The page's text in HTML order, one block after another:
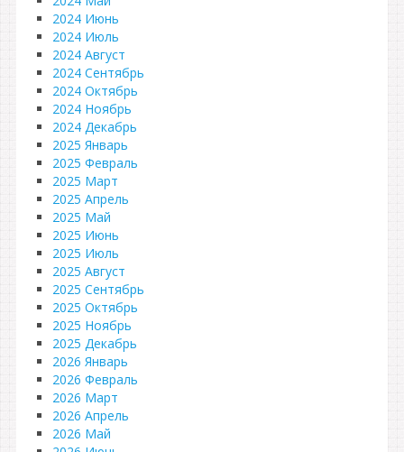
2024 Июнь
2024 Июль
2024 Август
2024 Сентябрь
2024 Октябрь
2024 Ноябрь
2024 Декабрь
2025 Январь
2025 Февраль
2025 Март
2025 Апрель
2025 Май
2025 Июнь
2025 Июль
2025 Август
2025 Сентябрь
2025 Октябрь
2025 Ноябрь
2025 Декабрь
2026 Январь
2026 Февраль
2026 Март
2026 Апрель
2026 Май